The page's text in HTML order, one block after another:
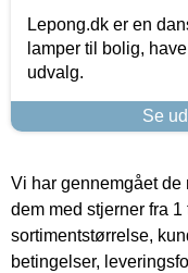
Lepong.dk er en
lamper til bolig,
udvalg.
Se
Vi har gennemgået
dem med stjerner fra
sortimentstørrelse,
betingelser,